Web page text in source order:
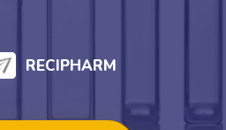
RECIPHARM